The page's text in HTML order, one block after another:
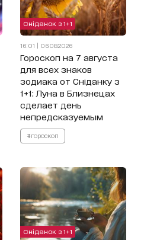
Сніданок з 1+1
16:01 | 06.08.2026
Гороскоп на 7 августа
для всех знаков
зодиака от Сніданку з
1+1: Луна в Близнецах
сделает день
непредсказуемым
#гороскоп
Сніданок з 1+1